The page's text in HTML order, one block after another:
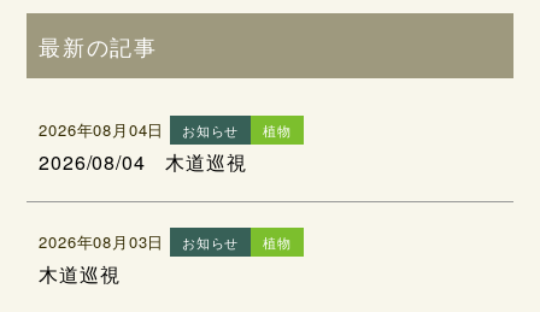
最新の記事
2026年08月04日 お知らせ 植物
2026/08/04 木道巡視
2026年08月03日 お知らせ 植物
木道巡視